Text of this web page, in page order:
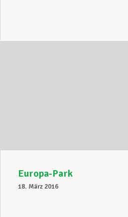
Europa-Park
18. März 2016